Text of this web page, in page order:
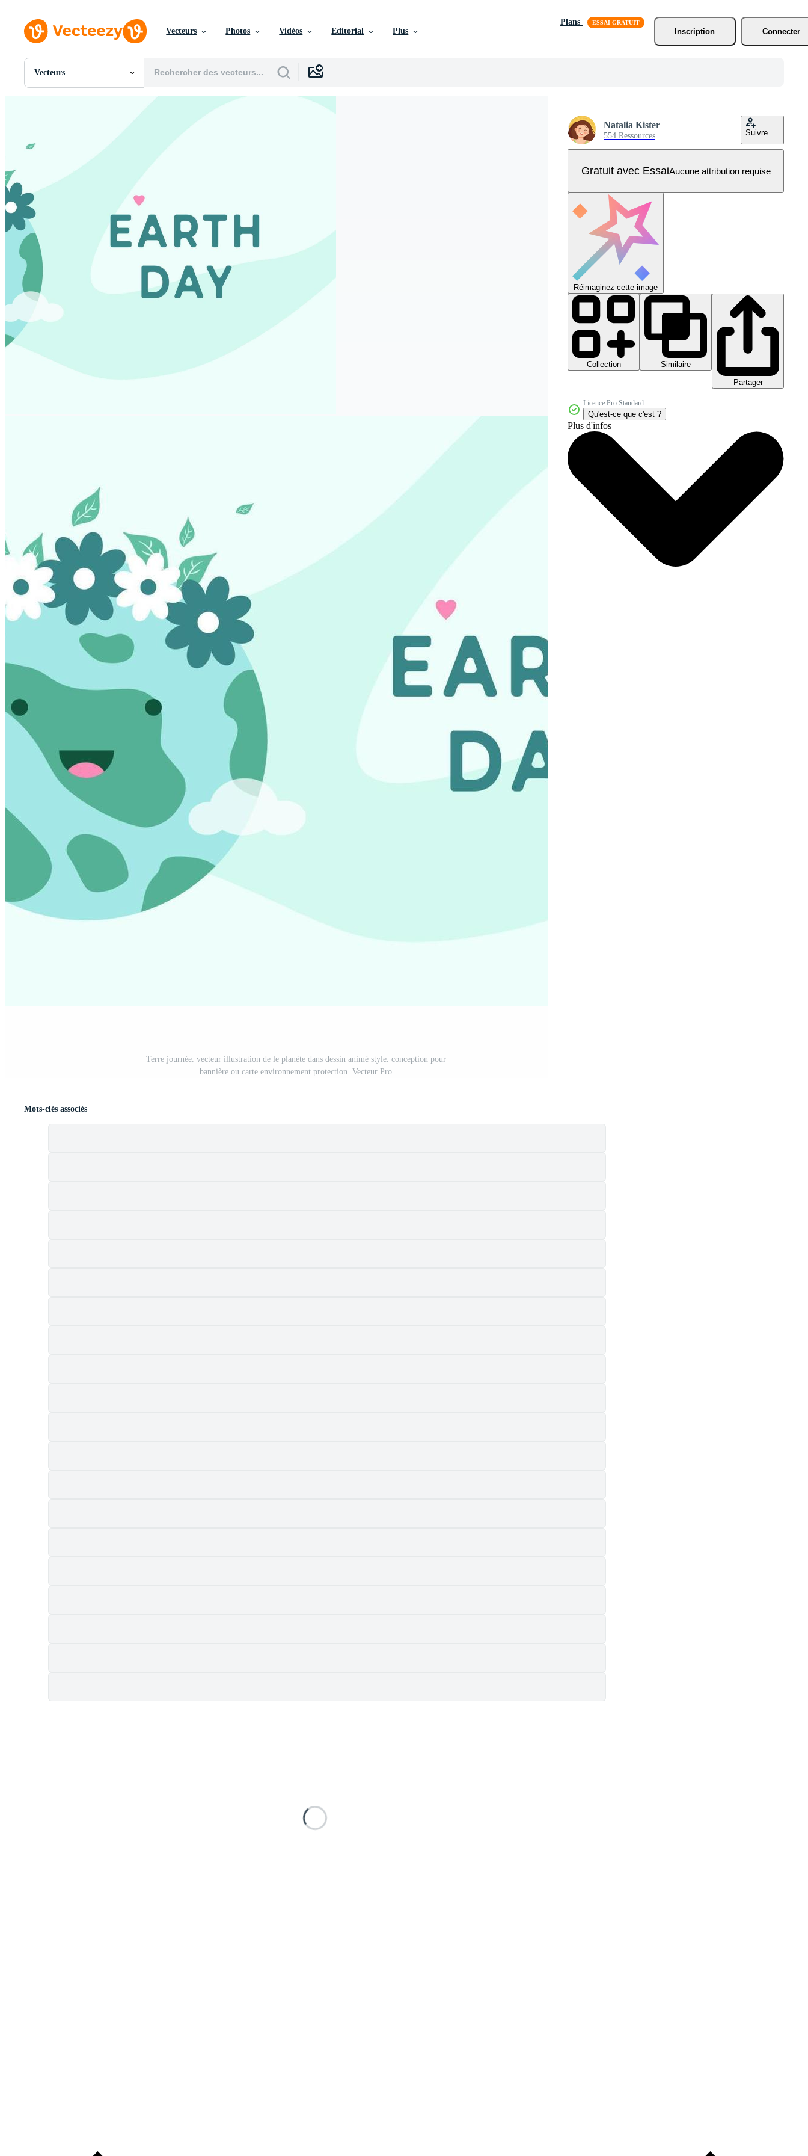
Vecteurs Photos Vidéos Editorial Plus
Plans
Inscription
Connecter
Vecteurs
Toutes Images
Vidéos
Motion graphics
Événements Éditoriaux
Terre journée. vecteur illustration de le planète dans dessin animé style. conception pour
bannière ou carte environnement protection. Vecteur Pro
Natalia Kister
554 Ressources Suivre
Gratuit avec EssaiAucune attribution requise
Réimaginez cette image
Collection
Similaire
Partager
Licence Pro Standard
Qu'est-ce que c'est ?
Plus d'infos
Mots-clés associés